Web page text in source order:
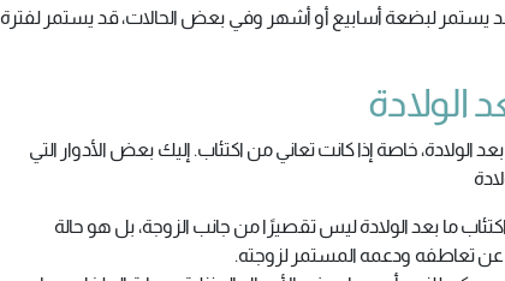
يستمر لبضعة أسابيع أو أشهر وفي بعض الحالات، قد يستمر لفترة
الولادة
الولادة، خاصة إذا كانت تعاني من اكتئاب. إليك بعض الأدوار التي
ما بعد الولادة ليس تقصيرًا من جانب الزوجة، بل هو حالة
عن تعاطفه ودعمه المستمر لزوجته.